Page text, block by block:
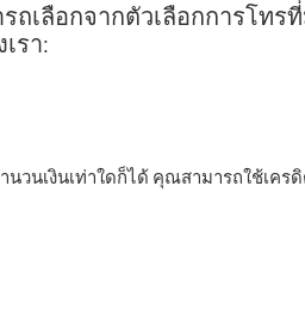
เลือกจากตัวเลือกการโท
รา:
วนเงินเท่าใดก็ได้ คุณสามารถใช้เค